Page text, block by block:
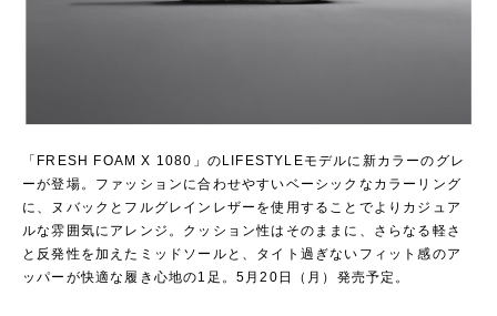
「FRESH FOAM X 1080」のLIFESTYLEモデルに新カラーのグレ
ーが登場。ファッションに合わせやすいベーシックなカラーリング
に、ヌバックとフルグレインレザーを使用することでよりカジュア
ルな雰囲気にアレンジ。クッション性はそのままに、さらなる軽さ
と反発性を加えたミッドソールと、タイト過ぎないフィット感のア
ッパーが快適な履き心地の1足。5月20日（月）発売予定。